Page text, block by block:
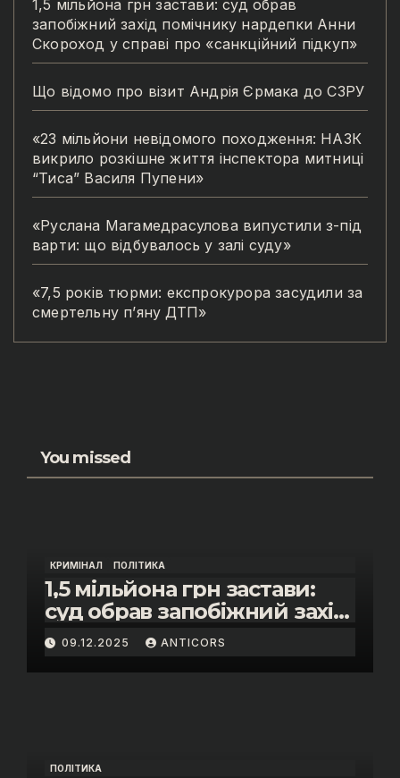
1,5 мільйона грн застави: суд обрав
запобіжний захід помічнику нардепки Анни
Скороход у справі про «санкційний підкуп»
Що відомо про візит Андрія Єрмака до СЗРУ
«23 мільйони невідомого походження: НАЗК
викрило розкішне життя інспектора митниці
“Тиса” Василя Пупени»
«Руслана Магамедрасулова випустили з-під
варти: що відбувалось у залі суду»
«7,5 років тюрми: експрокурора засудили за
смертельну п’яну ДТП»
You missed
КРИМІНАЛ ПОЛІТИКА
1,5 мільйона грн застави:
суд обрав запобіжний захід
помічнику нардепки Анни
Скороход у справі про
«санкційний підкуп»
09.12.2025 ANTICORS
ПОЛІТИКА